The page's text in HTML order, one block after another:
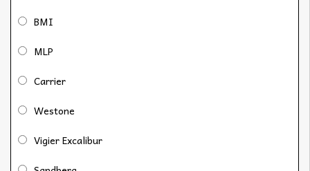
BMI
MLP
Carrier
Westone
Vigier Excalibur